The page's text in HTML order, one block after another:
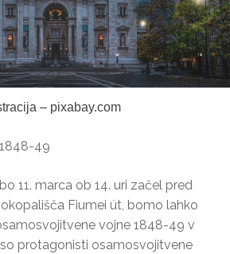
– pixabay.com
49
11. marca ob 14. uri začel pred
Fiumei út, bomo lahko
vojne 1848-49 v
protagonisti osamosvojitvene